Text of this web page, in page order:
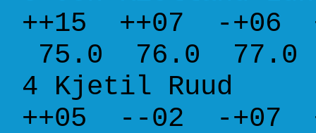
++15 ++07 -
75.0 76.0 77.0
4 Kjetil Ruud
++05 --02 -+07